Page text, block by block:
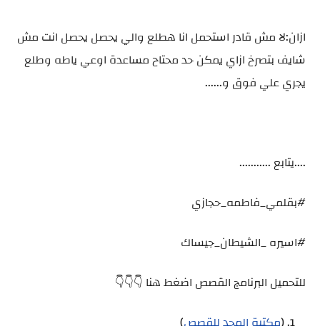
ازان:لا مش قادر استحمل انا هطلع والي يحصل يحصل انت مش
شايف بتصرخ ازاي يمكن حد محتاح مساعدة اوعي ياطه وطلع
يجري علي فوق و......
....يتابع ...........
#بقلمي_فاطمه_حجازي
#اسيره _الشيطان_جيساك
للتحميل البرنامج القصص اضغط هنا 👇👇👇